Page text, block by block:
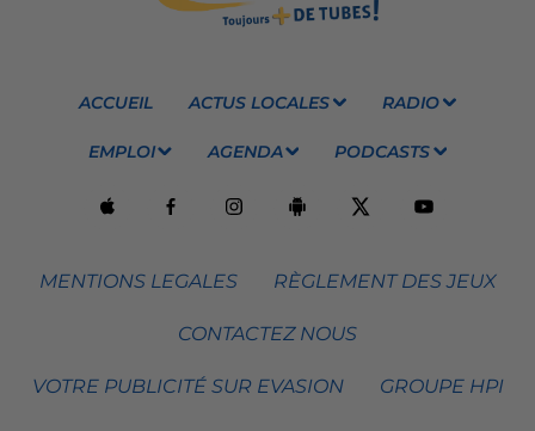
ACCUEIL ACTUS LOCALES RADIO
EMPLOI AGENDA PODCASTS
MENTIONS LEGALES RÈGLEMENT DES JEUX
CONTACTEZ NOUS
VOTRE PUBLICITÉ SUR EVASION GROUPE HPI